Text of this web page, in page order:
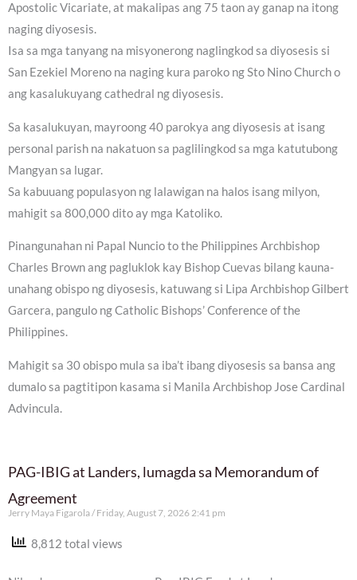
Apostolic Vicariate, at makalipas ang 75 taon ay ganap na itong
naging diyosesis.
Isa sa mga tanyang na misyonerong naglingkod sa diyosesis si
San Ezekiel Moreno na naging kura paroko ng Sto Nino Church o
ang kasalukuyang cathedral ng diyosesis.
Sa kasalukuyan, mayroong 40 parokya ang diyosesis at isang
personal parish na nakatuon sa paglilingkod sa mga katutubong
Mangyan sa lugar.
Sa kabuuang populasyon ng lalawigan na halos isang milyon,
mahigit sa 800,000 dito ay mga Katoliko.
Pinangunahan ni Papal Nuncio to the Philippines Archbishop
Charles Brown ang pagluklok kay Bishop Cuevas bilang kauna-
unahang obispo ng diyosesis, katuwang si Lipa Archbishop Gilbert
Garcera, pangulo ng Catholic Bishops’ Conference of the
Philippines.
Mahigit sa 30 obispo mula sa iba’t ibang diyosesis sa bansa ang
dumalo sa pagtitipon kasama si Manila Archbishop Jose Cardinal
Advincula.
PAG-IBIG at Landers, lumagda sa Memorandum of
Agreement
Jerry Maya Figarola Friday, August 7, 2026 2:41 pm
8,812 total views